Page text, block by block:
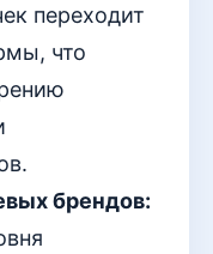
переходит
что
брендов: